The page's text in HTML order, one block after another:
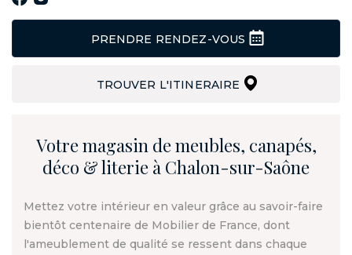
PRENDRE RENDEZ-VOUS
TROUVER L'ITINERAIRE
Votre magasin de meubles, canapés,
déco & literie à Chalon-sur-Saône
Mettez votre intérieur en valeur grâce au savoir-faire
bientôt centenaire de Mobilier de France, dont
l'ameublement de qualité se ressent dans chaque